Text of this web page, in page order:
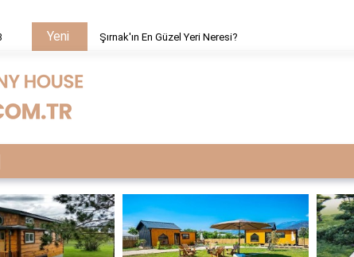
Yeni Şırnak'ın En Güzel Yeri Neresi?